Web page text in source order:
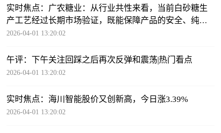
实时焦点：广农糖业：从行业共性来看，当前白砂糖生
产工艺经过长期市场验证，既能保障产品的安全、纯度
稳定性，也能适配食品饮料、餐饮、烘焙等下游全行业
2026-04-01 13:20:02
午评：下午关注回踩之后再次反弹和震荡|热门看点
2026-04-01 13:20:02
实时焦点：海川智能股价又创新高，今日涨3.39%
2026-04-01 13:20:02